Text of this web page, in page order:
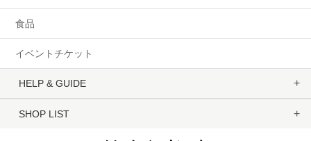
食品
イベントチケット
HELP & GUIDE
SHOP LIST